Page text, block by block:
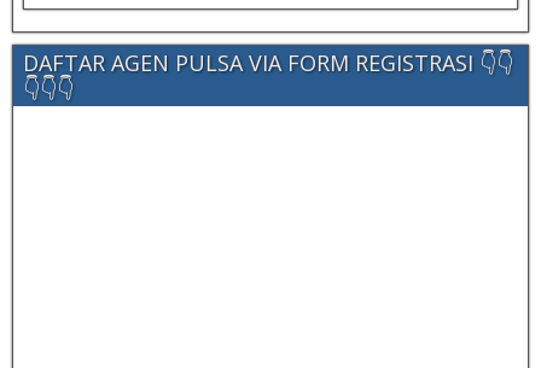
DAFTAR AGEN PULSA VIA FORM REGISTRASI 👇👇
👇👇👇